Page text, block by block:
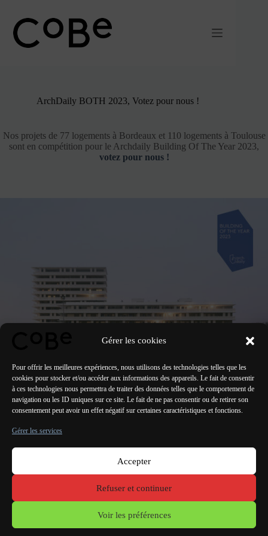
Gérer les cookies
Pour offrir les meilleures expériences, nous utilisons des technologies telles que les
cookies pour stocker et/ou accéder aux informations des appareils. Le fait de consentir
à ces technologies nous permettra de traiter des données telles que le comportement de
navigation ou les ID uniques sur ce site. Le fait de ne pas consentir ou de retirer son
consentement peut avoir un effet négatif sur certaines caractéristiques et fonctions.
Gérer les services
Accepter
Refuser et continuer
Voir les préférences
contenu
ArchDaily BOTH 2023, Votez pour nous !
Nos projets de 77 logements à Bordeaux et 110 logements à Toulouse
sont en compétition pour le Archdaily Building Of The Year 2023,
votez pour nous !
PRÉCÉDENT SUIVANT
Lorient Porto Lisbonne Valencia
Mentionslégales